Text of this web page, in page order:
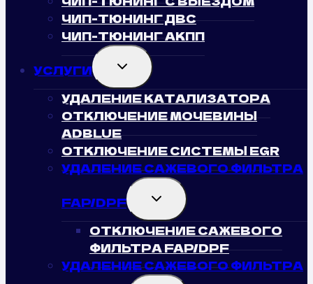
ЧИП-ТЮНИНГ ДВС
ЧИП-ТЮНИНГ АКПП
УСЛУГИ TOGGLE
CHILD
MENU
УДАЛЕНИЕ КАТАЛИЗАТОРА
ОТКЛЮЧЕНИЕ МОЧЕВИНЫ
ADBLUE
ОТКЛЮЧЕНИЕ СИСТЕМЫ EGR
УДАЛЕНИЕ САЖЕВОГО ФИЛЬТРА
FAP/DPF TOGGLE
CHILD
MENU
ОТКЛЮЧЕНИЕ САЖЕВОГО
ФИЛЬТРА FAP/DPF
УДАЛЕНИЕ САЖЕВОГО ФИЛЬТРА